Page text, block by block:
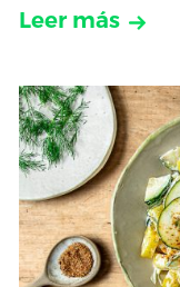
Leer más